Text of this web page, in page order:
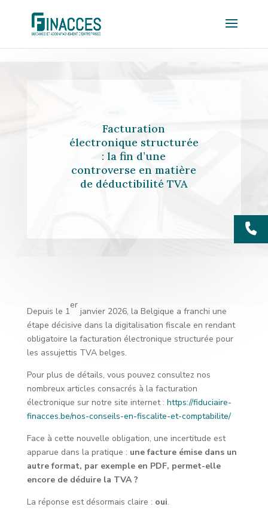
Facturation
électronique structurée
: la fin d’une
controverse en matière
de déductibilité TVA
Depuis le 1
er
janvier 2026, la Belgique a franchi une
étape décisive dans la digitalisation fiscale en rendant
obligatoire la facturation électronique structurée pour
les assujettis TVA belges.
Pour plus de détails, vous pouvez consultez nos
nombreux articles consacrés à la facturation
électronique sur notre site internet : https://fiduciaire-
finacces.be/nos-conseils-en-fiscalite-et-comptabilite/
Face à cette nouvelle obligation, une incertitude est
apparue dans la pratique : une facture émise dans un
autre format, par exemple en PDF, permet-elle
encore de déduire la TVA ?
La réponse est désormais claire : oui.